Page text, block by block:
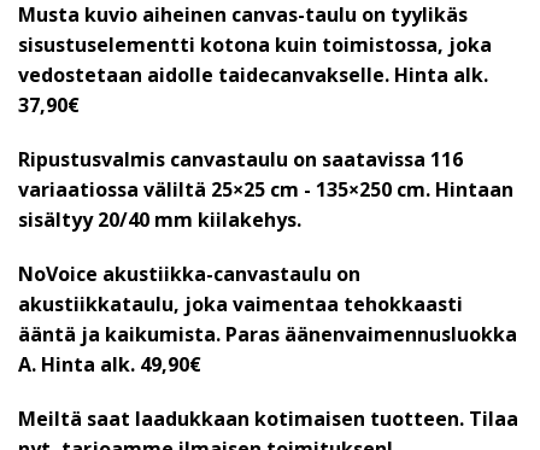
Musta kuvio aiheinen canvas-taulu on tyylikäs
sisustuselementti kotona kuin toimistossa, joka
vedostetaan aidolle taidecanvakselle. Hinta alk.
37,90€
Ripustusvalmis canvastaulu on saatavissa 116
variaatiossa väliltä 25×25 cm - 135×250 cm. Hintaan
sisältyy 20/40 mm kiilakehys.
NoVoice akustiikka-canvastaulu on
akustiikkataulu, joka vaimentaa tehokkaasti
ääntä ja kaikumista. Paras äänenvaimennusluokka
A. Hinta alk. 49,90€
Meiltä saat laadukkaan kotimaisen tuotteen. Tilaa